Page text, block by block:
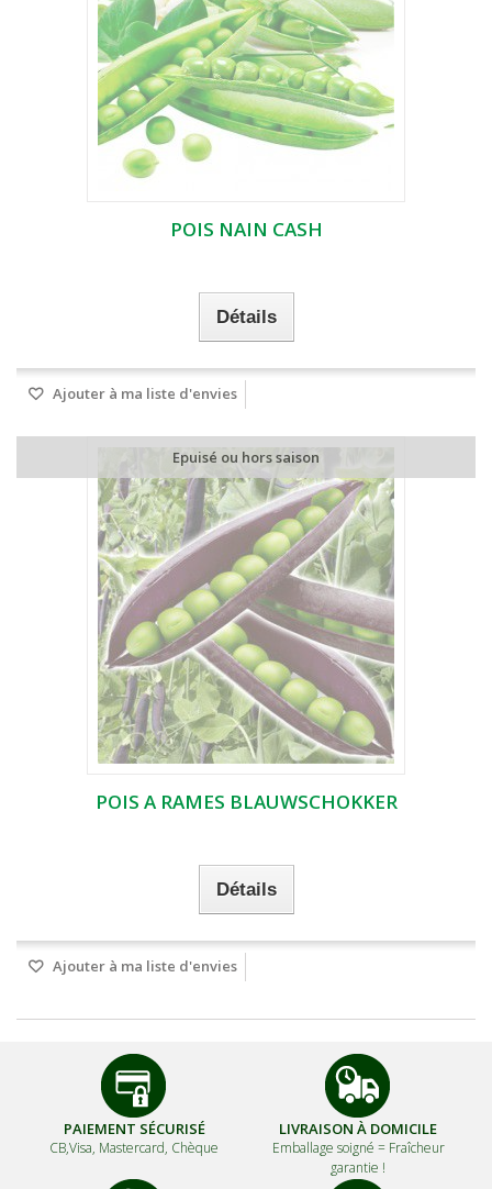
POIS NAIN CASH
Détails
Ajouter à ma liste d'envies
Epuisé ou hors saison
POIS A RAMES BLAUWSCHOKKER
Détails
Ajouter à ma liste d'envies
PAIEMENT SÉCURISÉ
CB,Visa, Mastercard, Chèque
LIVRAISON À DOMICILE
Emballage soigné = Fraîcheur
garantie !